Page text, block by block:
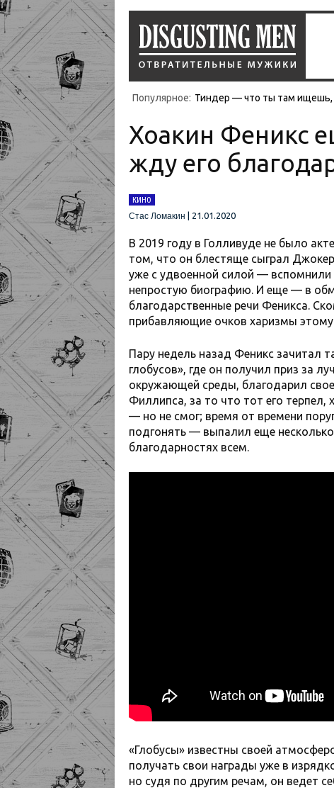
Популярное: Тиндер — что ты там ищешь,
Хоакин Феникс
жду его
КИНО
Стас Ломакин
21.01.2020
В 2019 году в Голливуде не было
том, что он блестяще сыграл
уже с удвоенной силой —
непростую биографию. И еще — в
благодарственные речи Феникса.
прибавляющие очков харизмы этому
Пару недель назад Феникс зачитал
глобусов», где он получил приз за
окружающей среды, благодарил
Филлипса, за то что тот его
— но не смог; время от времени
подгонять — выпалил еще
благодарностях всем.
«Глобусы» известны своей
получать свои награды уже в
но судя по другим речам, он ведет